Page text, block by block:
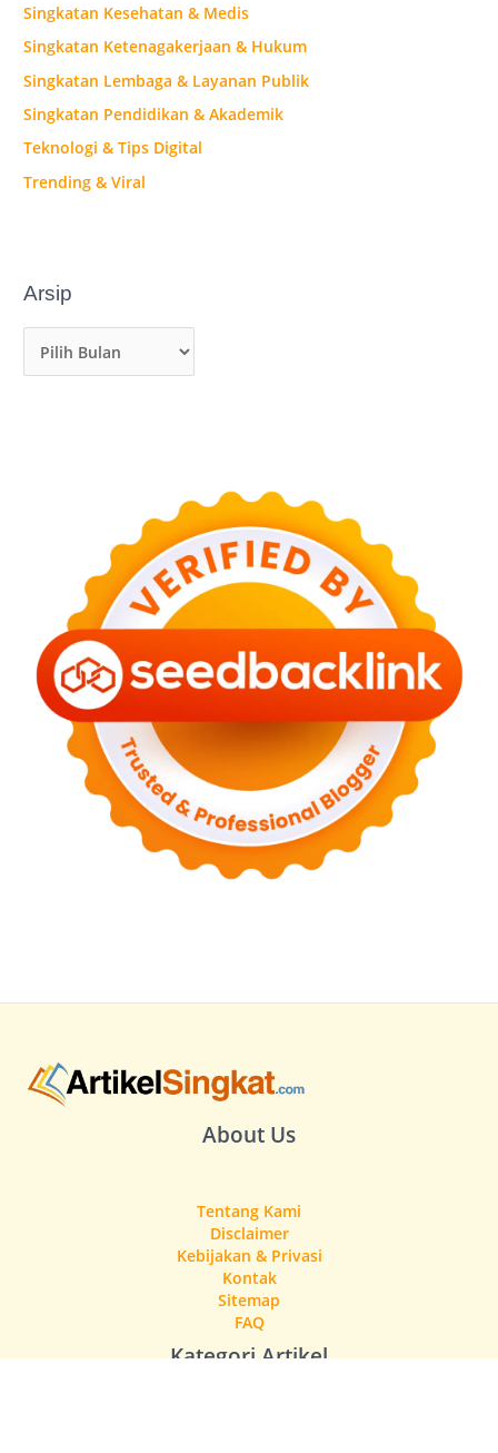
Singkatan Kesehatan & Medis
Singkatan Ketenagakerjaan & Hukum
Singkatan Lembaga & Layanan Publik
Singkatan Pendidikan & Akademik
Teknologi & Tips Digital
Trending & Viral
Arsip
About Us
Tentang Kami
Disclaimer
Kebijakan & Privasi
Kontak
Sitemap
FAQ
Kategori Artikel